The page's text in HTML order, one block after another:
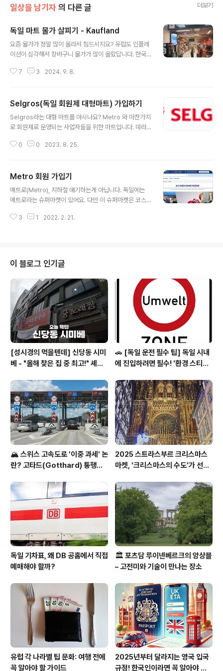
일상을 남기자 의 다른 글 더보기
독일 마트 물가 살피기 - Kaufland
요즘 물가가 정말 많이 올라서 힘드시지요? 유럽도 인플레
이션이 심각해서 장바구니 물가가 많이 올랐답니다. 한국
체적으로 보자면 한국보단 마트 물가가 저렴하게 느껴집니
게 되면 상당히 저렴하게 장을 볼 수가 있습니다.​독일은 이
마트나 홈플러스, 롯데마트만큼의 대형마트가 없습니다.
그나마 카우프란트(Kaufland)나 에데카(Edeka) 등이 그
가 자주 가는 카우프란트 제품들을 살펴보려 합니다.지점
7 3 2024. 9. 8.
Selgros(독일 회원제 대형마트) 가입하기
Selgros라는 대형 마트를 아시나요? Metro 와 마찬가지
로 회원제로 운영되는 사업자들을 위한 마트입니다. 따라
류를 요구합니다. 하지만!! 일반 개인도 가입할 수 있는 길
니다. 해당 협회 설립 방법은 이전 글을 참고해 주세요(htt
ps://neyanara.tistory.com/164) Metro 의 경우 홈페
이지에 명시적으로 'nicht eingetragener Verein'도 가
이지에서 찾아볼 수 없었습니다. 따라서 안되는구나 생각
0 0 2023. 8. 25.
Metro 회원 가입기
메트로(Metro), 지하철 얘기하는게 아닙니다. 독일에는
메트로라는 슈퍼마켓이 있어요. 다만 이 슈퍼마켓은 코스
슈퍼마켓은 사업자들을 위한 마켓이여서 회원들은 부가세
마켓이므로 회원 가입 조건이 까다롭습니다. 필요한 서류
중 Gewerbenausweis, 즉 자신이 사업자임을 증명하
는 서류가 필요합니다. 사업자의 기준은 다음과 같습니다.
GmbH, UG, AG, oHG, e.K. 등 등록된 업체 eG (eing
etragene Genossenschaft): 등록된 협동조합 프리랜
서 e.V..
3 1 2022. 2. 21.
이 블로그 인기글
[성시경의 먹을텐데] 신당동 시미
베 - "올해 찾은 집 중 최고!" 셰프
🚗 [독일 운전 필수 팁] 독일 시내
에 진입하려면 필수! '환경 스티커
🏔️ 스위스 고속도로 '이중 과세' 논
란? 고타드(Gotthard) 통행료
2025 스트라스부르 크리스마스
마켓, ‘크리스마스의 수도’가 선사
독일 기차표, 왜 DB 공홈에서 직접
예매해야 할까?
🏛️ 포츠담 루이넨베르크의 앙상블
– 고전미와 기술이 만나는 장소
유럽 각 나라별 팁 문화: 여행 전에
꼭 알아야 할 가이드
2025년부터 달라지는 영국 입국
규정! 한국인이라면 꼭 알아야 할